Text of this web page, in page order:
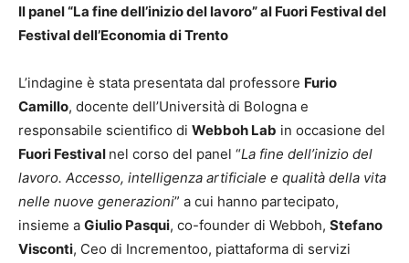
Il panel “La fine dell’inizio del lavoro” al Fuori Festival del
Festival dell’Economia di Trento
L’indagine è stata presentata dal professore Furio
Camillo, docente dell’Università di Bologna e
responsabile scientifico di Webboh Lab in occasione del
Fuori Festival nel corso del panel “La fine dell’inizio del
lavoro. Accesso, intelligenza artificiale e qualità della vita
nelle nuove generazioni” a cui hanno partecipato,
insieme a Giulio Pasqui, co-founder di Webboh, Stefano
Visconti, Ceo di Incrementoo, piattaforma di servizi